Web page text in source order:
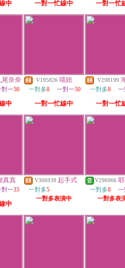
中 一對一忙線中 一對一忙
尾奈奈
對一50
中
V195826 喵妞
一對多8 一對一50
一對一忙線中
V298199
一對多8
一對一忙
真真
對一35
中
V306938 起手式
一對多5
一對多表演中
V296966
一對多8
一對多表